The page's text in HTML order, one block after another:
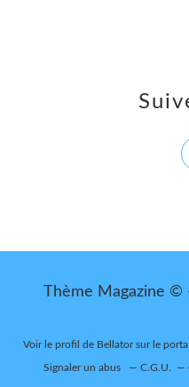
Thème Magazine
Voir le profil de Bellatorsur le
Signaler un abus C.G.U.